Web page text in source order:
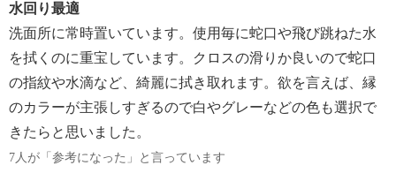
水回り最適
洗面所に常時置いています。使用毎に蛇口や飛び跳ねた水
を拭くのに重宝しています。クロスの滑りか良いので蛇口
の指紋や水滴など、綺麗に拭き取れます。欲を言えば、縁
のカラーが主張しすぎるので白やグレーなどの色も選択で
きたらと思いました。
7人が「参考になった」と言っています